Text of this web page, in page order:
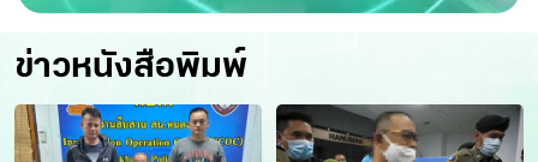
ข่าวหนังสือพิมพ์